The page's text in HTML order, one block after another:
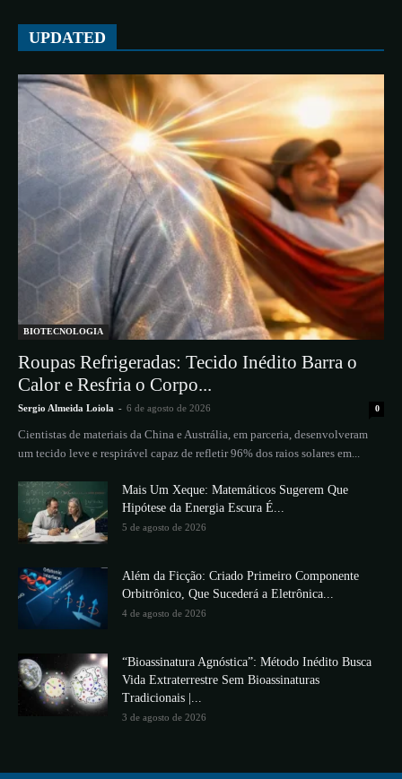
UPDATED
BIOTECNOLOGIA
Roupas Refrigeradas: Tecido Inédito Barra o
Calor e Resfria o Corpo...
Sergio Almeida Loiola - 6 de agosto de 2026 0
Cientistas de materiais da China e Austrália, em parceria, desenvolveram
um tecido leve e respirável capaz de refletir 96% dos raios solares em...
Mais Um Xeque: Matemáticos Sugerem Que
Hipótese da Energia Escura É...
5 de agosto de 2026
Além da Ficção: Criado Primeiro Componente
Orbitrônico, Que Sucederá a Eletrônica...
4 de agosto de 2026
“Bioassinatura Agnóstica”: Método Inédito Busca
Vida Extraterrestre Sem Bioassinaturas
Tradicionais |...
3 de agosto de 2026